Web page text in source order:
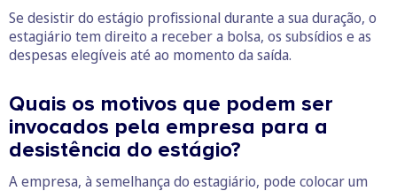
Se desistir do estágio profissional durante a sua duração, o
estagiário tem direito a receber a bolsa, os subsídios e as
despesas elegíveis até ao momento da saída.
Quais os motivos que podem ser
invocados pela empresa para a
desistência do estágio?
A empresa, à semelhança do estagiário, pode colocar um